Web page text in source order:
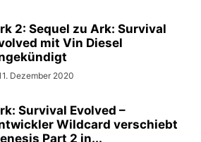
2: Sequel zu Ark: Survival
mit Vin Diesel
Dezember 2020
Survival Evolved –
Wildcard verschiebt
Part 2 in...